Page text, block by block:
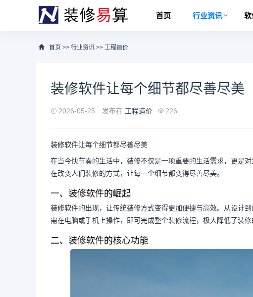
首页 行业资讯 软
首页 >> 行业资讯 >> 工程造价
装修软件让每个细节都尽善尽美
2026-05-25 发布在 工程造价 226
装修软件让每个细节都尽善尽美
在当今快节奏的生活中，装修不仅是一项重要的生活需求，更是
在改变人们装修的方式，让每一个细节都变得尽善尽美。
一、装修软件的崛起
装修软件的出现，让传统装修方式变得更加便捷与高效。从设计
需在电脑或手机上操作，即可完成整个装修流程，极大降低了装
二、装修软件的核心功能